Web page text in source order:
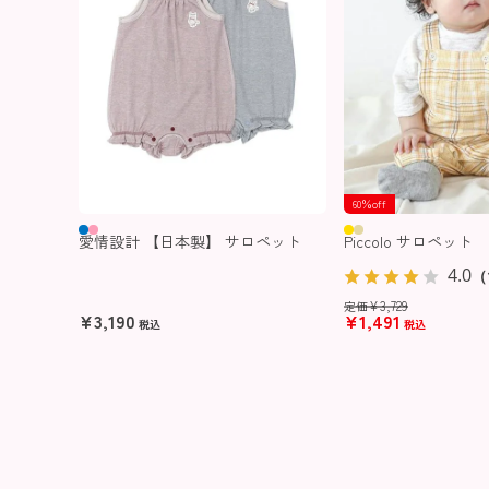
愛情設計 【日本製】 サロペット
¥3,190 税込
60％off
Piccolo サロペット
定価¥3,729
¥1,491 税込
4.0